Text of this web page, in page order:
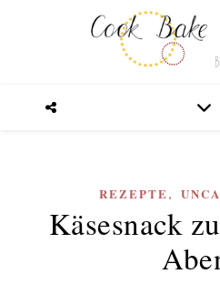
REZEPTE,
Käsesnack